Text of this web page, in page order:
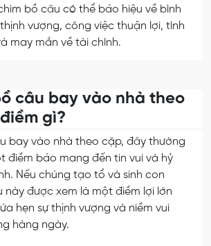
bồ câu có thể báo hiệu về bình
vượng, công việc thuận lợi, tình
may mắn về tài chính.
câu bay vào nhà theo
gì?
bay vào nhà theo cặp, đây thường
điềm báo mang đến tin vui và hỷ
Nếu chúng tạo tổ và sinh con
này được xem là một điềm lợi lớn
hẹn sự thịnh vượng và niềm vui
hàng ngày.